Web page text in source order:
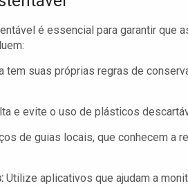
é essencial para garantir que
tem suas próprias regras de
e evite o uso de plásticos
de guias locais, que conhecem a
Utilize aplicativos que ajudam a